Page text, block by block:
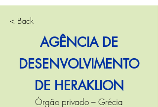
< Back
AGÊNCIA DE
DESENVOLVIMENTO
DE HERAKLION
Órgão privado – Grécia